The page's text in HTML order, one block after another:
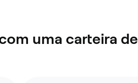
uma carteira de